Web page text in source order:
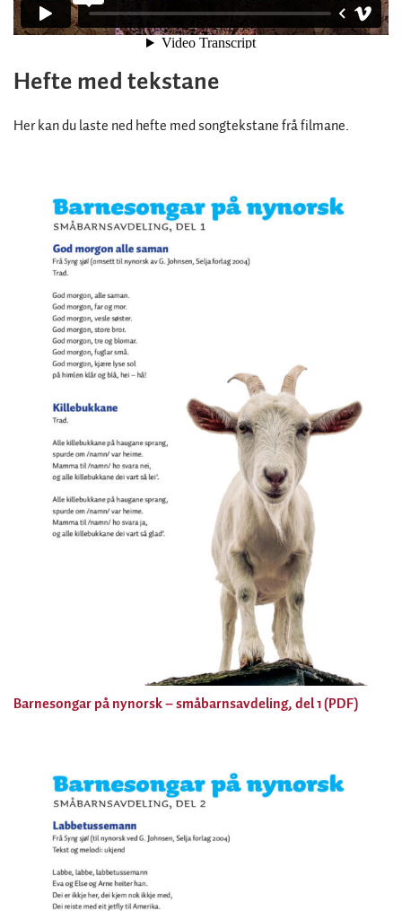
Hefte med tekstane
Her kan du laste ned hefte med songtekstane frå filmane.
Barnesongar på nynorsk – småbarnsavdeling, del 1 (PDF)